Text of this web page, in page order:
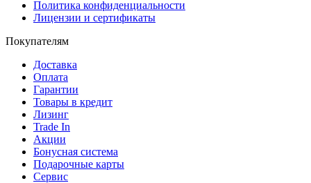
Политика конфиденциальности
Лицензии и сертификаты
Покупателям
Доставка
Оплата
Гарантии
Товары в кредит
Лизинг
Trade In
Акции
Бонусная система
Подарочные карты
Сервис